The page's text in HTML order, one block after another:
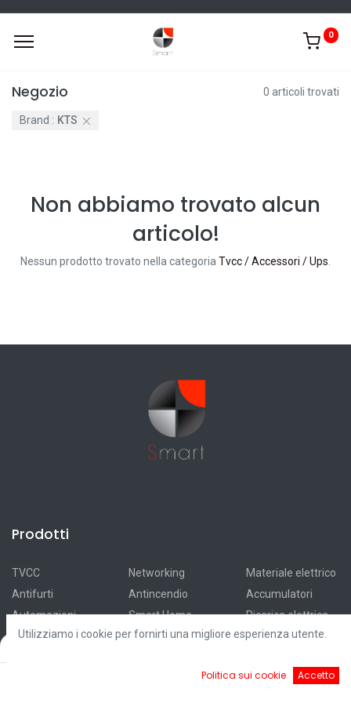
0
Negozio 0 articoli trovati
Brand : KTS
Non abbiamo trovato alcun
articolo!
Nessun prodotto trovato nella categoriaTvcc / Accessori / Ups.
Prodotti
TVCC
Antifurti
Automazioni
Videocitofonia
Networking
Antincendio
Smart Home
Illuminazione
Materiale elettrico
Accumulatori
Ricarica elettrica
Fotovoltaico
Utilizziamo i cookie per fornirti una migliore esperienza utente.
Politica sui cookie Accetto